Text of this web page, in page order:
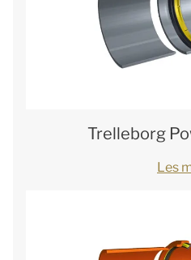
Trelleborg
Les